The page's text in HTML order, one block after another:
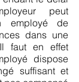
peut
employé de
dans une
faut en effet
dispose
suffisant et